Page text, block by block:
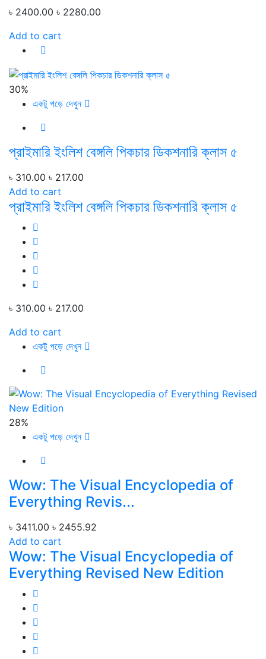
৳ 2400.00 ৳ 2280.00
Add to cart
30%
একটু পড়ে দেখুন
প্রাইমারি ইংলিশ বেঙ্গলি পিকচার ডিকশনারি ক্লাস ৫
৳ 310.00 ৳ 217.00
Add to cart
প্রাইমারি ইংলিশ বেঙ্গলি পিকচার ডিকশনারি ক্লাস ৫
৳ 310.00 ৳ 217.00
Add to cart
একটু পড়ে দেখুন
28%
একটু পড়ে দেখুন
Wow: The Visual Encyclopedia of
Everything Revis...
৳ 3411.00 ৳ 2455.92
Add to cart
Wow: The Visual Encyclopedia of
Everything Revised New Edition